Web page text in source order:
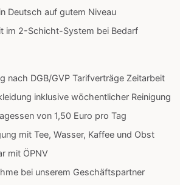
Deutsch auf gutem Niveau
im 2-Schicht-System bei Bedarf
nach DGB/GVP Tarifverträge Zeitarbeit
inklusive wöchentlicher Reinigung
von 1,50 Euro pro Tag
mit Tee, Wasser, Kaffee und Obst
mit ÖPNV
bei unserem Geschäftspartner